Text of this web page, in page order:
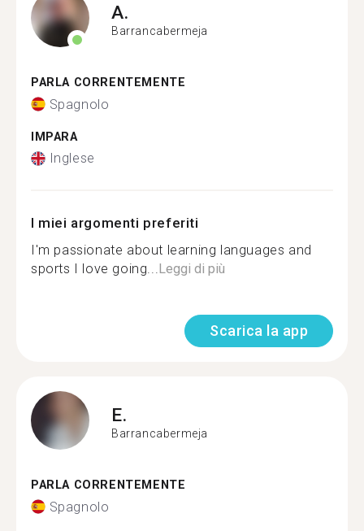
A.
Barrancabermeja
PARLA CORRENTEMENTE
Spagnolo
IMPARA
Inglese
I miei argomenti preferiti
I'm passionate about learning languages and
sports I love going...Leggi di più
Scarica la app
E.
Barrancabermeja
PARLA CORRENTEMENTE
Spagnolo